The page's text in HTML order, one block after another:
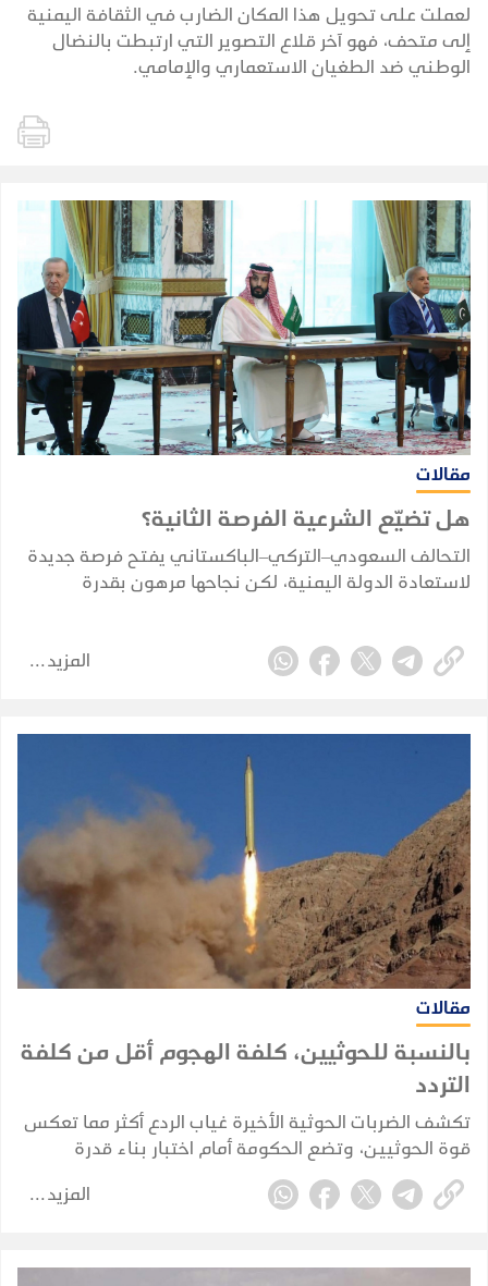
لعملت على تحويل هذا المكان الضارب في الثقافة اليمنية
إلى متحف، فهو آخر قلاع التصوير التي ارتبطت بالنضال
الوطني ضد الطغيان الاستعماري والإمامي.
مقالات
هل تضيّع الشرعية الفرصة الثانية؟
التحالف السعودي–التركي–الباكستاني يفتح فرصة جديدة
لاستعادة الدولة اليمنية، لكن نجاحها مرهون بقدرة
المزيد
مقالات
بالنسبة للحوثيين، كلفة الهجوم أقل من كلفة
التردد
تكشف الضربات الحوثية الأخيرة غياب الردع أكثر مما تعكس
قوة الحوثيين، وتضع الحكومة أمام اختبار بناء قدرة
حقيقية على فرض كلفة تمنع تكرار الهجمات.
المزيد